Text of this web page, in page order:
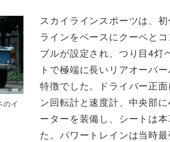
のイ
スカイラインスポーツは、
ラインをベースにクーペと
ブルが設定され、つり目4灯
トで極端に長いリアオーバ
特徴でした。ドライバー正
ン回転計と速度計、中央部
ーターを装備し、シートは
た。パワートレインは当時